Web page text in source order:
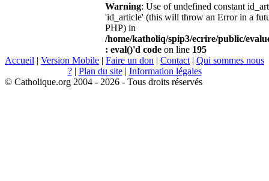
Warning: Use of undefined constant
'id_article' (this will throw an Error in a
PHP) in
/home/katholiq/spip3/ecrire/public/
: eval()'d code on line 195
Accueil | Version Mobile | Faire un don | Contact | Qui sommes nous
?| Plan du site| Information légales
© Catholique.org 2004 - 2026 - Tous droits réservés